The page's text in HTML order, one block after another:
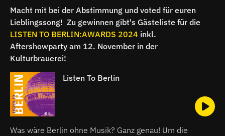
Macht mit bei der Abstimmung und voted für euren
Lieblingssong! Zu gewinnen gibt's Gästeliste für die
LISTEN TO BERLIN:AWARDS 2024 inkl.
Aftershowparty am 12. November in der
Kulturbrauerei!
Listen To Berlin
Was wäre Berlin ohne Musik? Ganz genau! Um die